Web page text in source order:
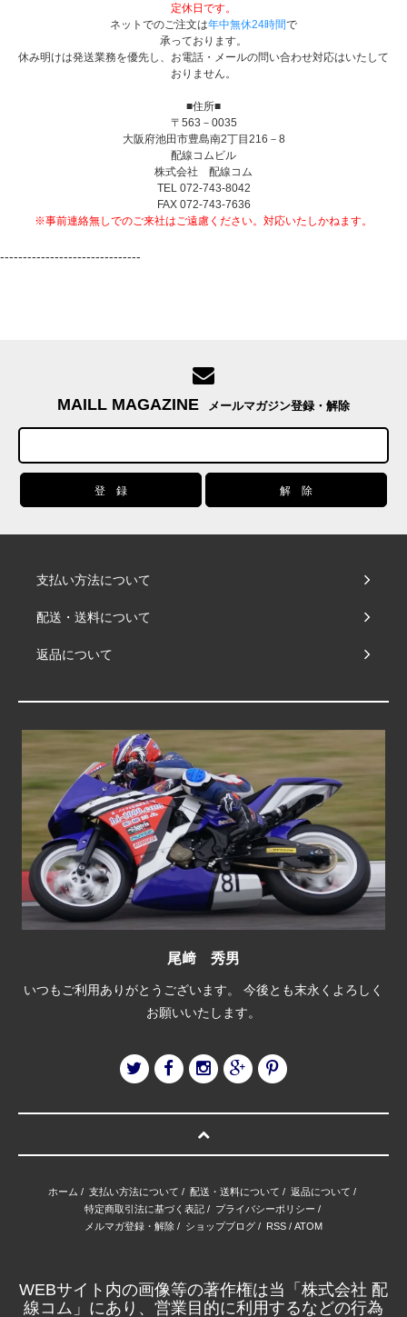
定休日です。
ネットでのご注文は年中無休24時間で
承っております。
休み明けは発送業務を優先し、お電話・メールの問い合わせ対応はいたして
おりません。
■住所■
〒563－0035
大阪府池田市豊島南2丁目216－8
配線コムビル
株式会社 配線コム
TEL 072-743-8042
FAX 072-743-7636
※事前連絡無しでのご来社はご遠慮ください。対応いたしかねます。
-------------------------------
MAILL MAGAZINE メールマガジン登録・解除
支払い方法について
配送・送料について
返品について
尾﨑 秀男
いつもご利用ありがとうございます。 今後とも末永くよろしく
お願いいたします。
ホーム / 支払い方法について / 配送・送料について / 返品について /
特定商取引法に基づく表記/ プライバシーポリシー /
メルマガ登録・解除 / ショップブログ / RSS / ATOM
WEBサイト内の画像等の著作権は当「株式会社 配
線コム」にあり、営業目的に利用するなどの行為